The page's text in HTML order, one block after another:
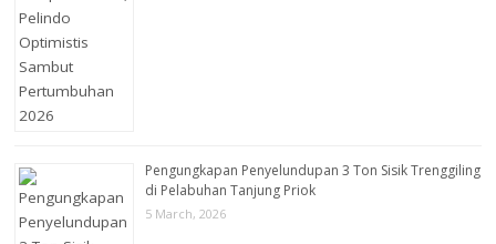
Pengungkapan Penyelundupan 3 Ton Sisik Trenggiling
di Pelabuhan Tanjung Priok
5 March, 2026